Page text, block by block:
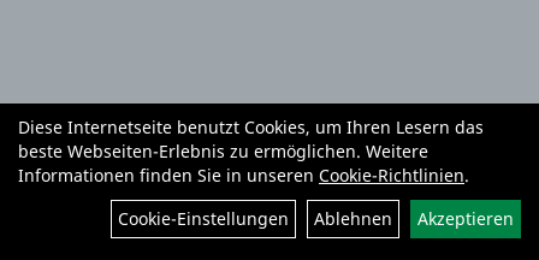
Autoteile und Zubehör E-Roller
Fahrräder
Fahrradzubehör
Fahrradteile Bekleidung
Mietgeräte
Reifenhandel und Montage
Garten und Forstgeräte Service
Diese Internetseite benutzt Cookies, um Ihren Lesern das
beste Webseiten-Erlebnis zu ermöglichen. Weitere
Informationen finden Sie in unseren Cookie-Richtlinien.
Cookie-Einstellungen
Ablehnen Akzeptieren